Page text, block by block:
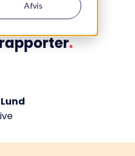
Afvis
de bedste
.